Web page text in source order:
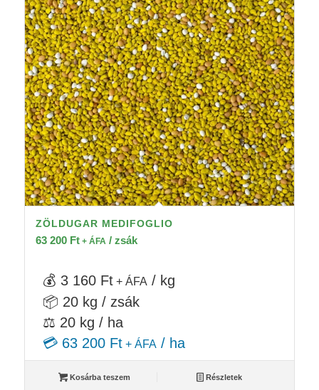
ZÖLDUGAR MEDIFOGLIO
63 200 Ft+ ÁFA / zsák
💰 3 160 Ft+ ÁFA / kg
📦 20 kg / zsák
⚖️ 20 kg / ha
💳 63 200 Ft+ ÁFA/ ha
Kosárba teszem Részletek